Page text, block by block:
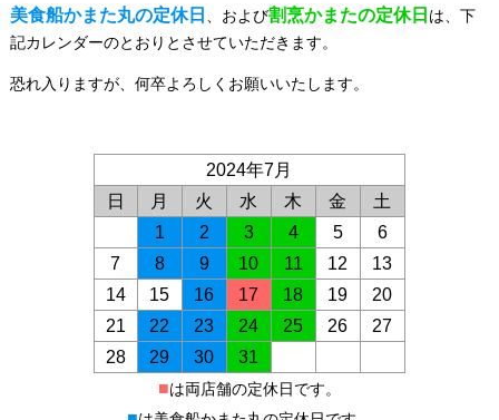
美食船かまた丸の定休日 、および割烹かまたの定休日 は、下
記カレンダーのとおりとさせていただきます。
恐れ入りますが、何卒よろしくお願いいたします。
2024年7月
日
月 火 水 木 金
土
1
2 3 4 5
6
7
8 9 10 11 12
13
14
15 16 17 18 19
20
21
22 23 24 25 26
27
28
29 30
31
■は両店舗の定休日です。